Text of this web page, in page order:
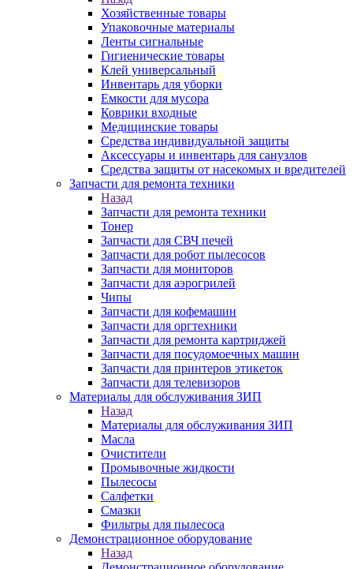
Хозяйственные товары
Упаковочные материалы
Ленты сигнальные
Гигиенические товары
Клей универсальный
Инвентарь для уборки
Емкости для мусора
Коврики входные
Медицинские товары
Средства индивидуальной защиты
Аксессуары и инвентарь для санузлов
Средства защиты от насекомых и вредителей
Запчасти для ремонта техники
Назад
Запчасти для ремонта техники
Тонер
Запчасти для СВЧ печей
Запчасти для робот пылесосов
Запчасти для мониторов
Запчасти для аэрогрилей
Чипы
Запчасти для кофемашин
Запчасти для оргтехники
Запчасти для ремонта картриджей
Запчасти для посудомоечных машин
Запчасти для принтеров этикеток
Запчасти для телевизоров
Материалы для обслуживания ЗИП
Назад
Материалы для обслуживания ЗИП
Масла
Очистители
Промывочные жидкости
Пылесосы
Салфетки
Смазки
Фильтры для пылесоса
Демонстрационное оборудование
Назад